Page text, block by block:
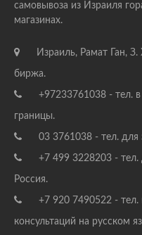
самовывоза из Израиля
магазинах.
Израиль, Рамат Ган,
биржа.
+97233761038 - тел. в
границы.
03 3761038 - тел. для
+7 499 3228203 - тел.
Россия.
+7 920 7490522 -
консультаций на русском